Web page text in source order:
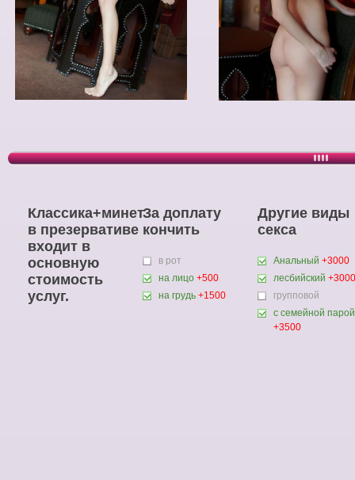
Классика+минет
в презервативе
входит в
основную
стоимость
услуг.
За доплату
кончить
в рот
на лицо +500
на грудь +1500
Другие виды
секса
Анальный +3000
лесбийский +3000
групповой
с семейной парой
+3500